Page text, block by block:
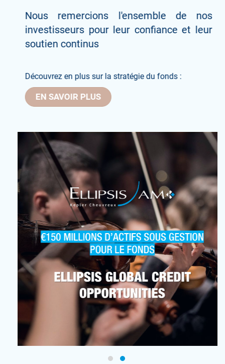
Nous remercions l'ensemble de nos
investisseurs pour leur confiance et leur
soutien continus
Découvrez en plus sur la stratégie du fonds :
EN SAVOIR PLUS